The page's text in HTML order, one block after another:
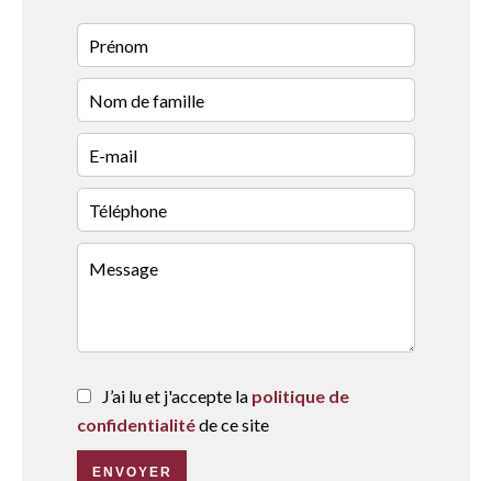
J’ai lu et j'accepte la politique de
confidentialitéde ce site
ENVOYER